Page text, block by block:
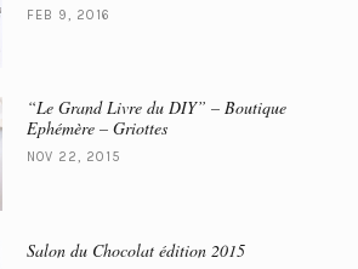
FEB 9, 2016
“Le Grand Livre du DIY” – Boutique
Ephémère – Griottes
NOV 22, 2015
Salon du Chocolat édition 2015